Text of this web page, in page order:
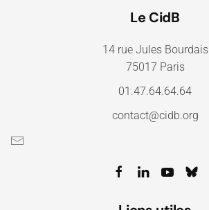
Le CidB
14 rue Jules Bourdais
75017 Paris
01.47.64.64.64
contact@cidb.org